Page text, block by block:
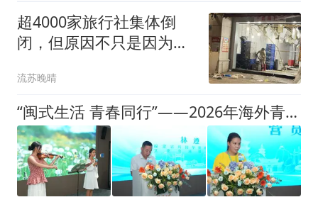
超4000家旅行社集体倒
闭，但原因不只是因为没
流苏晚晴
“闽式生活 青春同行”——2026年海外青少年文旅研学活动开营